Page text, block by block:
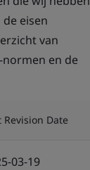
eisen
van
normen en de
Revision Date
03-19